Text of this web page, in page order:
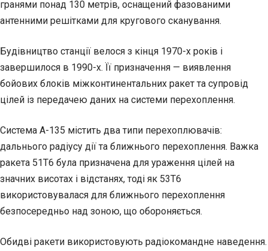
гранями понад 130 метрів, оснащений фазованими
антенними решітками для кругового сканування.
Будівництво станції велося з кінця 1970-х років і
завершилося в 1990-х. Її призначення — виявлення
бойових блоків міжконтинентальних ракет та супровід
цілей із передачею даних на системи перехоплення.
Система А-135 містить два типи перехоплювачів:
дальнього радіусу дії та ближнього перехоплення. Важка
ракета 51Т6 була призначена для ураження цілей на
значних висотах і відстанях, тоді як 53Т6
використовувалася для ближнього перехоплення
безпосередньо над зоною, що обороняється.
Обидві ракети використовують радіокомандне наведення.